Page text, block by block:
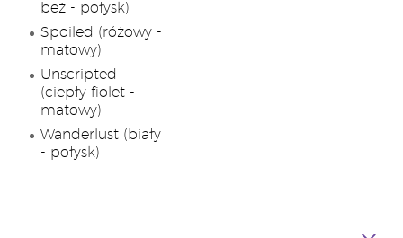
beż - połysk)
Spoiled (różowy -
matowy)
Unscripted
(ciepły fiolet -
matowy)
Wanderlust (biały
- połysk)